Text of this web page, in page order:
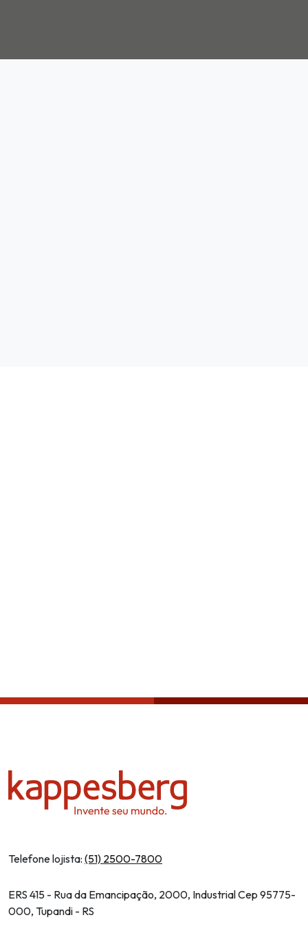
Telefone lojista: (51) 2500-7800
ERS 415 - Rua da Emancipação, 2000, Industrial Cep 95775-
000, Tupandi - RS